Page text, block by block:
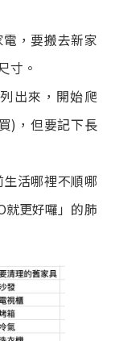
，要搬去新家
寸。
出來，開始爬
)，但要記下長
活哪裡不順哪
就更好囉」的肺